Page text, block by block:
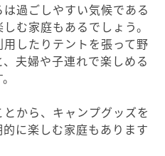
過ごしやすい気候である
む家庭もあるでしょう。
したりテントを張って野
夫婦や子連れで楽しめる
から、キャンプグッズを
に楽しむ家庭もあります